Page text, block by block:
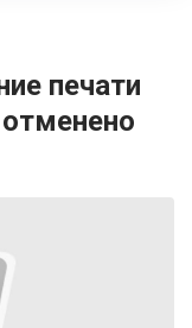
печати